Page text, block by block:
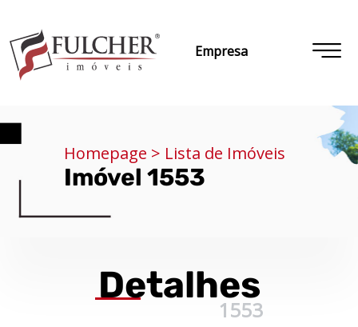
Empresa
Homepage > Lista de Imóveis
Imóvel 1553
Detalhes
1553